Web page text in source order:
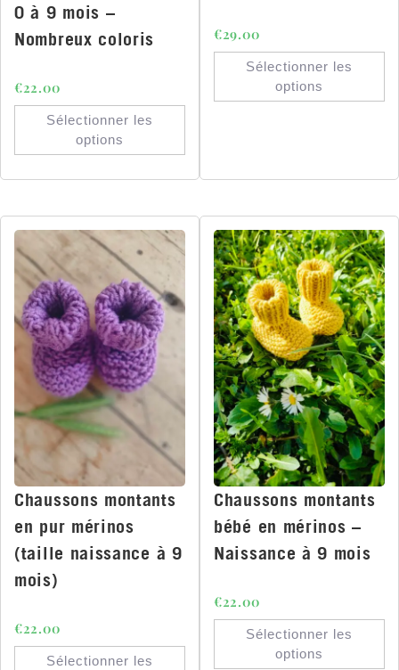
0 à 9 mois –
Nombreux coloris
€22.00
Sélectionner les
options
€29.00
Sélectionner les
options
Chaussons montants
en pur mérinos
(taille naissance à 9
mois)
€22.00
Sélectionner les
Chaussons montants
bébé en mérinos –
Naissance à 9 mois
€22.00
Sélectionner les
options